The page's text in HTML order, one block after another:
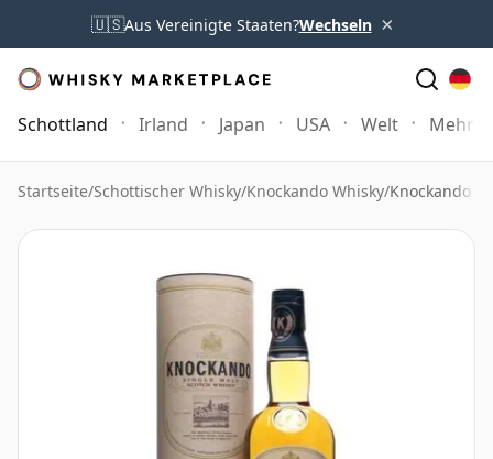
🇺🇸Aus Vereinigte Staaten?Wechseln ×
Schottland Irland Japan USA Welt Mehr
Startseite/Schottischer Whisky/Knockando Whisky/Knockando